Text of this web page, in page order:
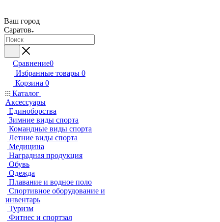
Ваш город
Саратов
Сравнение0
Избранные товары 0
Корзина 0
Каталог
Аксессуары
Единоборства
Зимние виды спорта
Командные виды спорта
Летние виды спорта
Медицина
Наградная продукция
Обувь
Одежда
Плавание и водное поло
Спортивное оборудование и
инвентарь
Туризм
Фитнес и спортзал